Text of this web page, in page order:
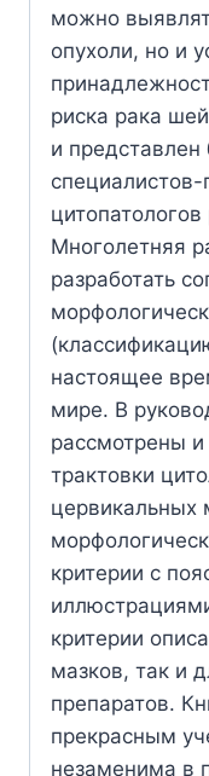
можно
опухоли, но и
риска рака
и
специалистов-
Многолетняя
разработать
настоящее
мире. В
рассмотрены
трактовки
цервикальных
критерии с
критерии
мазков, так и
препаратов.
прекрасным
незаменима в